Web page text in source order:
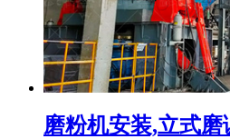
磨粉机安装,立式